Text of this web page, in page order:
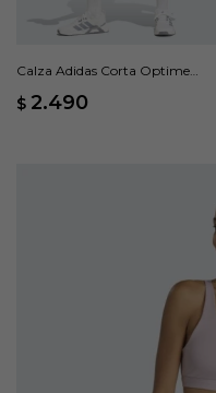
Calza Adidas Corta Optime
$ 2.490